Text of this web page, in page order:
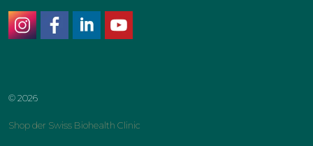
© 2026
Shop der Swiss Biohealth Clinic